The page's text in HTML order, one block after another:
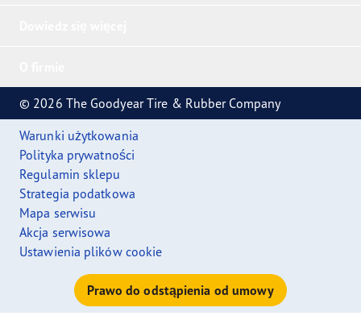
© 2026 The Goodyear Tire & Rubber Company
Warunki użytkowania
Polityka prywatności
Regulamin sklepu
Strategia podatkowa
Mapa serwisu
Akcja serwisowa
Ustawienia plików cookie
Prawo do odstąpienia od umowy